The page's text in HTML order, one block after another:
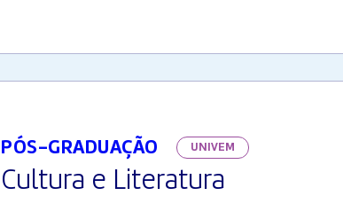
PÓS-GRADUAÇÃO UNIVEM
Cultura e Literatura